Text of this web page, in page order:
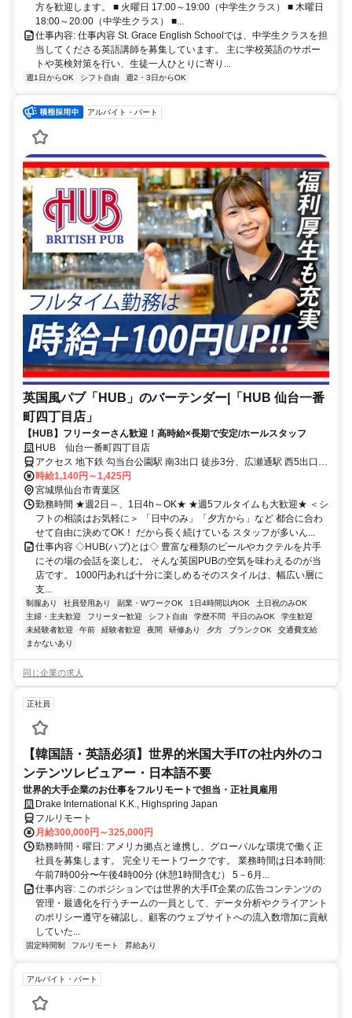
方を歓迎します。 ■ 火曜日 17:00～19:00（中学生クラス） ■ 木曜日
18:00～20:00（中学生クラス） ■...
仕事内容: 仕事内容 St. Grace English Schoolでは、中学生クラスを担
当してくださる英語講師を募集しています。 主に学校英語のサポー
トや英検対策を行い、生徒一人ひとりに寄り...
週1日からOK シフト自由 週2・3日からOK
アルバイト・パート
英国風パブ「HUB」のバーテンダー|「HUB 仙台一番
町四丁目店」
【HUB】フリーターさん歓迎！高時給×長期で安定/ホールスタッフ
HUB 仙台一番町四丁目店
アクセス 地下鉄 勾当台公園駅 南3出口 徒歩3分、広瀬通駅 西5出口
徒歩4分
時給1,140円～1,425円
宮城県仙台市青葉区
勤務時間 ★週2日～、1日4h～OK★ ★週5フルタイムも大歓迎★ ＜シ
フトの相談はお気軽に＞ 「日中のみ」「夕方から」など 都合に合わ
せて自由に決めてOK！ だから長く続けている スタッフが多いん...
仕事内容 ◇HUB(ハブ)とは◇ 豊富な種類のビールやカクテルを片手
にその場の会話を楽しむ。 そんな英国PUBの空気を味わえるのが当
店です。 1000円あれば十分に楽しめるそのスタイルは、幅広い層に
支...
制服あり 社員登用あり 副業・WワークOK 1日4時間以内OK
土日祝のみOK
主婦・主夫歓迎
フリーター歓迎 シフト自由 学歴不問 平日のみOK
学生歓迎
未経験者歓迎
午前 経験者歓迎 夜間 研修あり 夕方 ブランクOK
交通費支給
まかないあり
同じ企業の求人
正社員
【韓国語・英語必須】世界的米国大手ITの社内外のコ
ンテンツレビュアー・日本語不要
世界的大手企業のお仕事をフルリモートで担当・正社員雇用
Drake International K.K., Highspring Japan
フルリモート
月給300,000円～325,000円
勤務時間・曜日: アメリカ拠点と連携し、グローバルな環境で働く正
社員を募集します。 完全リモートワークです。 業務時間は日本時間:
午前7時00分〜午後4時00分 (休憩1時間含む） 5－6月...
仕事内容: このポジションでは世界的大手IT企業の広告コンテンツの
管理・最適化を行うチームの一員として、データ分析やクライアント
のポリシー遵守を確認し、顧客のウェブサイトへの流入数増加に貢献
していた...
固定時間制 フルリモート 昇給あり
アルバイト・パート